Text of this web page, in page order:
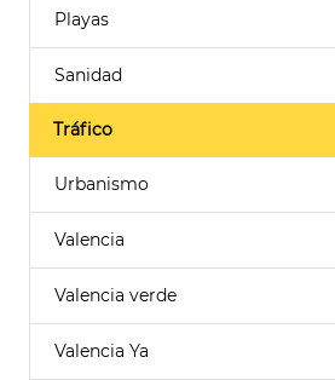
Playas
Sanidad
Tráfico
Urbanismo
Valencia
Valencia verde
Valencia Ya